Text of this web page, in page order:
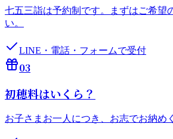
七五三詣は予約制です。まずはご希望
い。
LINE・電話・フォームで受付
03
初穂料はいくら？
お子さまお一人につき、お志でお納め